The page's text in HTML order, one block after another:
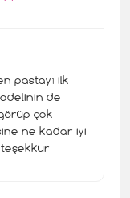
pastayı ilk
de
çok
ne kadar iyi
teşekkür